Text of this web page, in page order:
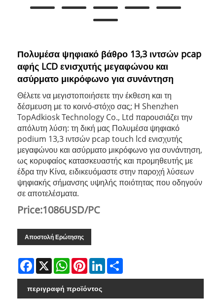
Πολυμέσα ψηφιακό βάθρο 13,3 ιντσών pcap
αφής LCD ενισχυτής μεγαφώνου και
ασύρματο μικρόφωνο για συνάντηση
Θέλετε να μεγιστοποιήσετε την έκθεση και τη
δέσμευση με το κοινό-στόχο σας; Η Shenzhen
TopAdkiosk Technology Co., Ltd παρουσιάζει την
απόλυτη λύση: τη δική μας Πολυμέσα ψηφιακό
podium 13,3 ιντσών pcap touch lcd ενισχυτής
μεγαφώνου και ασύρματο μικρόφωνο για συνάντηση,
ως κορυφαίος κατασκευαστής και προμηθευτής με
έδρα την Κίνα, ειδικευόμαστε στην παροχή λύσεων
ψηφιακής σήμανσης υψηλής ποιότητας που οδηγούν
σε αποτελέσματα.
Price:1086USD/PC
Αποστολή Ερώτησης
Facebook
X WhatsAppPinterestLinkedIn
περιγραφή προϊόντος